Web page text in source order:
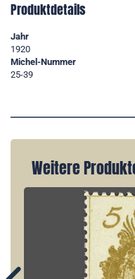
Produktdetails
Jahr
1920
Michel-Nummer
25-39
Weitere